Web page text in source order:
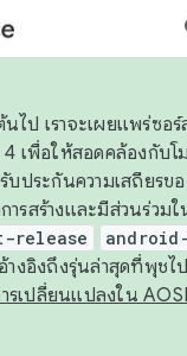
ไป เราจะเผยแพร่ซอร์
เพื่อให้สอดคล้องกับ
บประกันความเสถียรข
ารสร้างและมีส่วนร่วม
release
างอิงถึงรุ่นล่าสุดที่พุชไ
รเปลี่ยนแปลงใน